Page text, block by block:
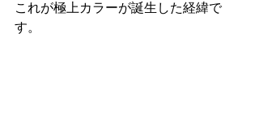
これが極上カラーが誕生した経緯で
す。